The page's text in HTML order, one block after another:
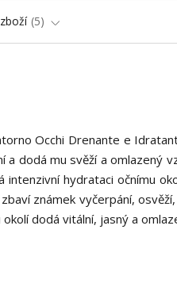
5
Occhi Drenante e
dodá mu svěží a omlazený
hydrataci očnímu
známek vyčerpání,
dodá vitální, jasný a